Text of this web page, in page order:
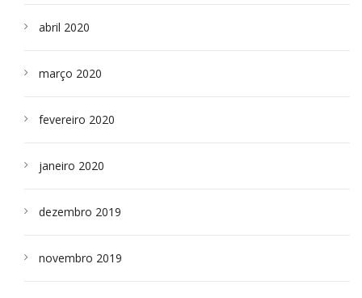
abril 2020
março 2020
fevereiro 2020
janeiro 2020
dezembro 2019
novembro 2019